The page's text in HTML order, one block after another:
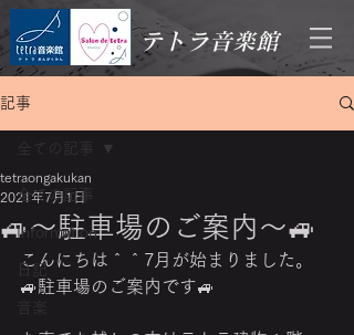
テトラ音楽館
記事
全ての記事
Information
日記
全ての記事
🚙～駐車場のご案内～🚙
tetraongakukan
2021年7月1日
こんにちは＾＾7月が始まりました。
🚙駐車場のご案内です🚙